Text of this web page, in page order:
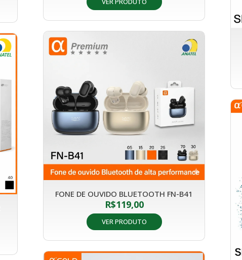
FONE DE OUVIDO BLUETOOTH FN-B41
R$119,00
VER PRODUTO